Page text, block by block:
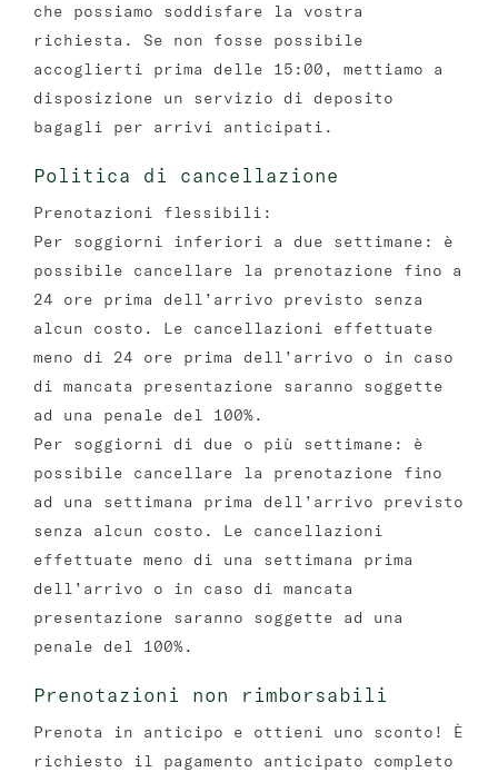
che possiamo soddisfare la vostra
richiesta. Se non fosse possibile
accoglierti prima delle 15:00, mettiamo a
disposizione un servizio di deposito
bagagli per arrivi anticipati.
Politica di cancellazione
Prenotazioni flessibili:
Per soggiorni inferiori a due settimane: è
possibile cancellare la prenotazione fino a
24 ore prima dell’arrivo previsto senza
alcun costo. Le cancellazioni effettuate
meno di 24 ore prima dell’arrivo o in caso
di mancata presentazione saranno soggette
ad una penale del 100%.
Per soggiorni di due o più settimane: è
possibile cancellare la prenotazione fino
ad una settimana prima dell’arrivo previsto
senza alcun costo. Le cancellazioni
effettuate meno di una settimana prima
dell’arrivo o in caso di mancata
presentazione saranno soggette ad una
penale del 100%.
Prenotazioni non rimborsabili
Prenota in anticipo e ottieni uno sconto! È
richiesto il pagamento anticipato completo